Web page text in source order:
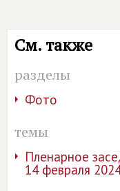
См. также
разделы
Фото
темы
Пленарное
14 февраля